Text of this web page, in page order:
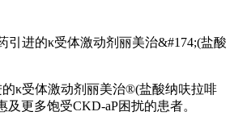
进的κ受体激动剂丽美治&#174;(盐酸
κ受体激动剂丽美治®(盐酸纳呋拉啡
更多饱受CKD-aP困扰的患者。